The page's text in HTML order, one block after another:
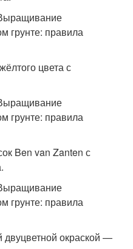
цвета с
Ben van Zanten с
окраской —